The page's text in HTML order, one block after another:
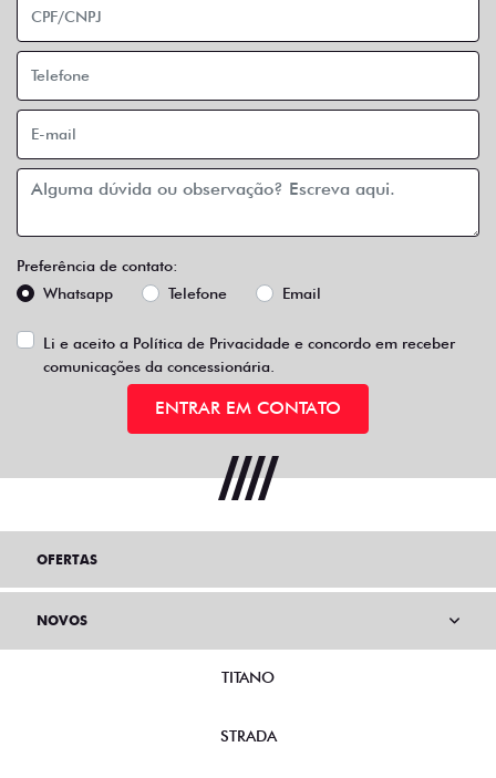
Preferência de contato:
Whatsapp
Telefone Email
Li e aceito a Política de Privacidade e concordo em receber
comunicações da concessionária.
ENTRAR EM CONTATO
OFERTAS
NOVOS
TITANO
STRADA